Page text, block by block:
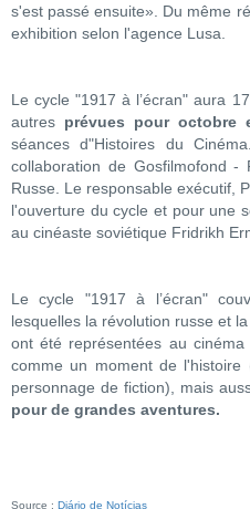
s'est passé ensuite». Du même
exhibition selon l'agence Lusa.
Le cycle "1917 à l’écran" aura
autres prévues pour octobre
séances d"Histoires du
collaboration de Gosfilmofond -
Russe. Le responsable exécutif,
l'ouverture du cycle et pour une
au cinéaste soviétique Fridrikh
Le cycle "1917 à l’écran"
lesquelles la révolution russe et
ont été représentées au
comme un moment de
personnage de fiction), mais
pour de grandes aventures.
Source : Diário de Notícias